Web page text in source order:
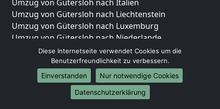
Umzug von Gütersloh nach Italien
Umzug von Gütersloh nach Liechtenstein
Umzug von Gütersloh nach Luxemburg
Umzug von Gütersloh nach Niederlande
Umzug von Gütersloh nach Norwegen
Umzüge-Deutschlandweit
Umzug von Gütersloh nach Berlin
Umzug von Gütersloh nach Hamburg
Diese Internetseite verwendet Cookies um die
Benutzerfreundlichkeit zu verbessern.
Einverstanden
Nur notwendige Cookies
Datenschutzerklärung